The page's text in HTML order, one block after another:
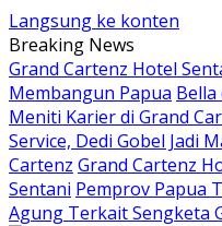
Langsung ke konten
Breaking News
Grand Cartenz Hotel
Membangun Papua
Meniti Karier di Grand
Service, Dedi Gobel Jadi
Cartenz Grand Cartenz
Sentani Pemprov Papua
Agung Terkait Sengketa